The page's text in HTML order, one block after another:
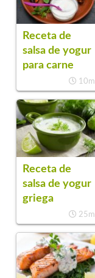
Receta de
salsa de yogur
para carne
10m
Receta de
salsa de yogur
griega
25m